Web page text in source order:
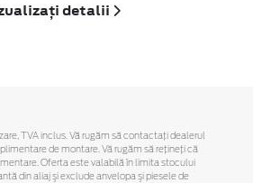
detalii
TVA inclus. Vă rugăm să contactaţi dealerul
de montare. Vă rugăm să reţineţi că
Oferta este valabilă în limita stocului
din aliaj şi exclude anvelopa şi piesele de